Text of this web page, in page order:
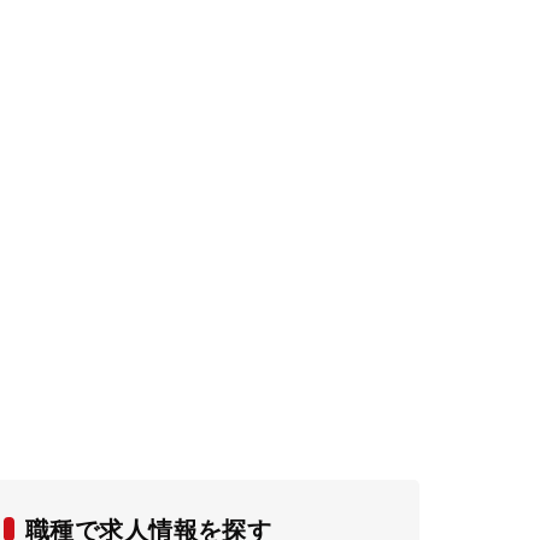
職種で求人情報を探す